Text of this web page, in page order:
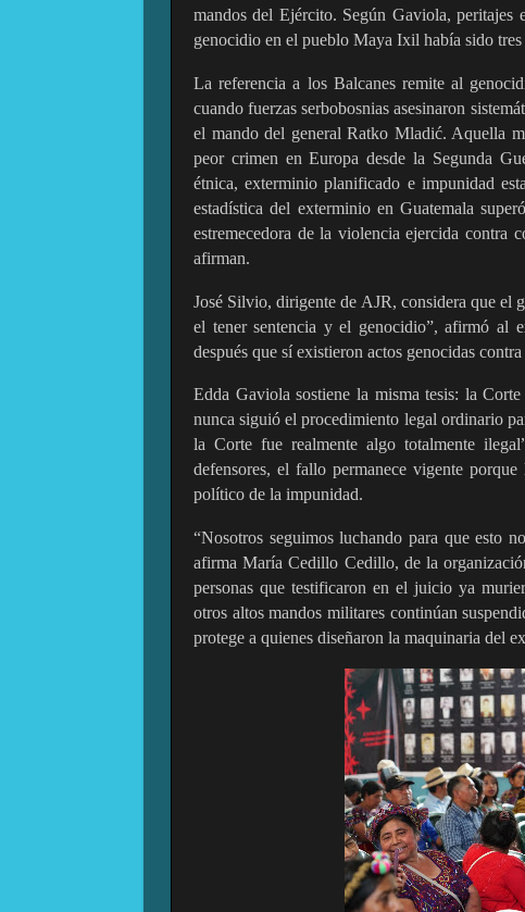
mandos del Ejército. Según Gaviola, peritajes
genocidio en el pueblo Maya Ixil había sido
La referencia a los Balcanes remite al
cuando fuerzas serbobosnias asesinaron
el mando del general Ratko Mladić. Aquella
peor crimen en Europa desde la Segunda
étnica, exterminio planificado e impunidad
estadística del exterminio en Guatemala
estremecedora de la violencia ejercida contra
afirman.
José Silvio, dirigente de AJR, considera que el
el tener sentencia y el genocidio”, afirmó al
después que sí existieron actos genocidas
Edda Gaviola sostiene la misma tesis: la
nunca siguió el procedimiento legal ordinario
la Corte fue realmente algo totalmente
defensores, el fallo permanece vigente
político de la impunidad.
“Nosotros seguimos luchando para que esto
afirma María Cedillo Cedillo, de la
personas que testificaron en el juicio ya
otros altos mandos militares continúan
protege a quienes diseñaron la maquinaria del